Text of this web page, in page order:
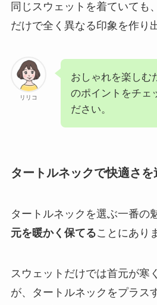
同じスウェットを着ていても
だけで全く異なる印象を作り
リリコ
おしゃれを楽しむ
のポイントをチェ
ださい。
タートルネックで快適さを
タートルネックを選ぶ一番の
元を暖かく保てることにあり
スウェットだけでは首元が寒
が、タートルネックをプラス